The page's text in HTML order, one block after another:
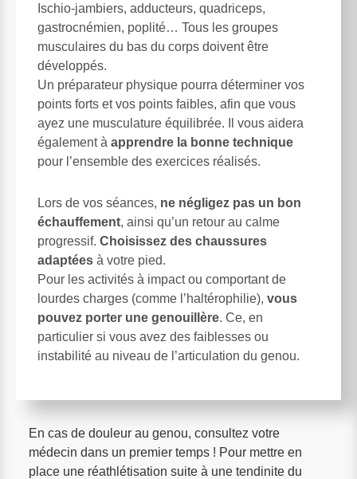
Ischio-jambiers, adducteurs, quadriceps,
gastrocnémien, poplité… Tous les groupes
musculaires du bas du corps doivent être
développés.
Un préparateur physique pourra déterminer vos
points forts et vos points faibles, afin que vous
ayez une musculature équilibrée. Il vous aidera
également à apprendre la bonne technique
pour l’ensemble des exercices réalisés.
Lors de vos séances, ne négligez pas un bon
échauffement, ainsi qu’un retour au calme
progressif. Choisissez des chaussures
adaptées à votre pied.
Pour les activités à impact ou comportant de
lourdes charges (comme l’haltérophilie), vous
pouvez porter une genouillère. Ce, en
particulier si vous avez des faiblesses ou
instabilité au niveau de l’articulation du genou.
En cas de douleur au genou, consultez votre
médecin dans un premier temps ! Pour mettre en
place une réathlétisation suite à une tendinite du